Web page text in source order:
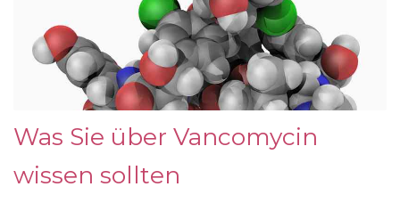
Was Sie über Vancomycin
wissen sollten